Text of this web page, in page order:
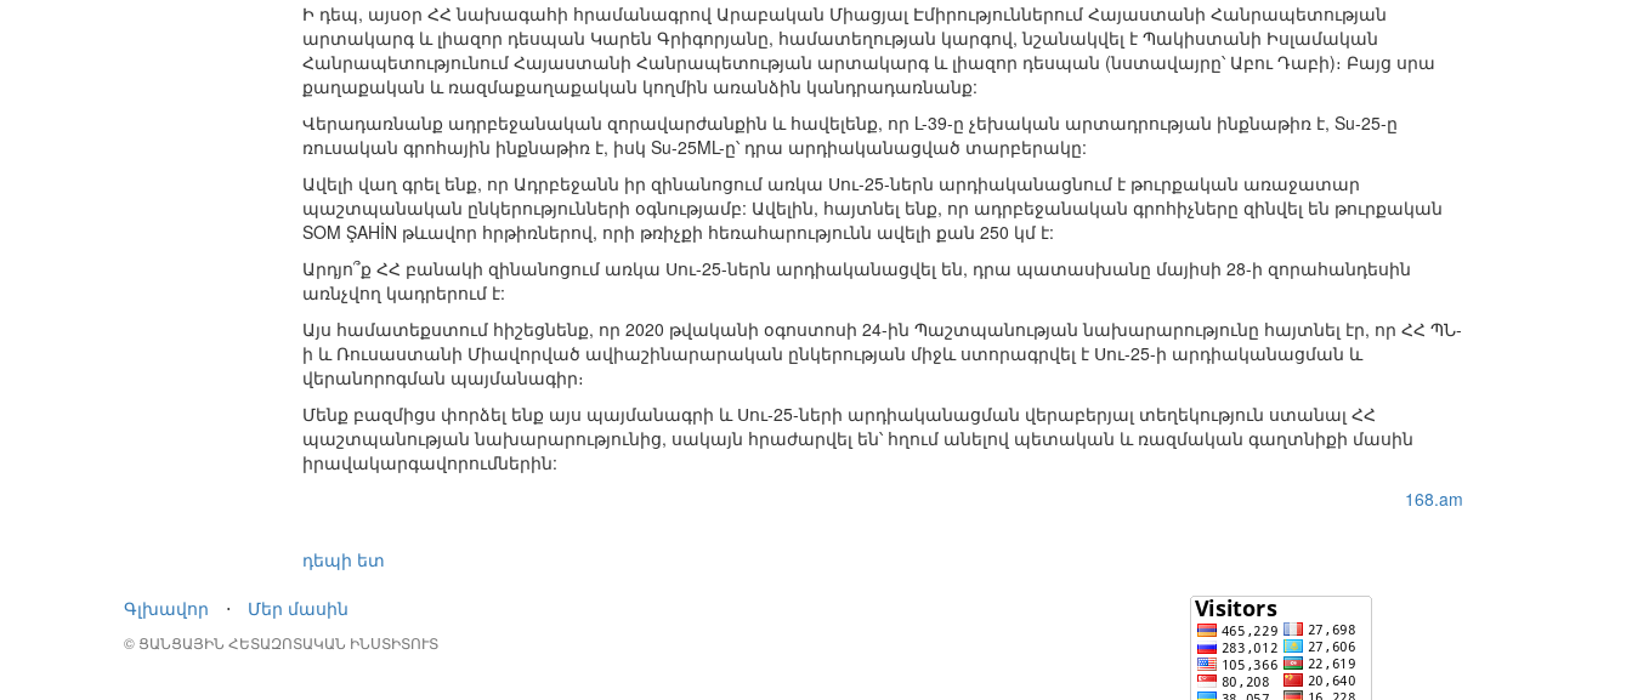
Ի դեպ, այսօր ՀՀ նախագահի հրամանագրով Արաբական Միացյալ Էմիրություններում Հայաստանի Հանրապետության
արտակարգ և լիազոր դեսպան Կարեն Գրիգորյանը, համատեղության կարգով, նշանակվել է Պակիստանի Իսլամական
Հանրապետությունում Հայաստանի Հանրապետության արտակարգ և լիազոր դեսպան (նստավայրը՝ Աբու Դաբի)։ Բայց սրա
քաղաքական և ռազմաքաղաքական կողմին առանձին կանդրադառնանք:
Վերադառնանք ադրբեջանական զորավարժանքին և հավելենք, որ L-39-ը չեխական արտադրության ինքնաթիռ է, Su-25-ը
ռուսական գրոհային ինքնաթիռ է, իսկ Su-25ML-ը՝ դրա արդիականացված տարբերակը:
Ավելի վաղ գրել ենք, որ Ադրբեջանն իր զինանոցում առկա Սու-25-ներն արդիականացնում է թուրքական առաջատար
պաշտպանական ընկերությունների օգնությամբ: Ավելին, հայտնել ենք, որ ադրբեջանական գրոհիչները զինվել են թուրքական
SOM ŞAHİN թևավոր հրթիռներով, որի թռիչքի հեռահարությունն ավելի քան 250 կմ է:
Արդյո՞ք ՀՀ բանակի զինանոցում առկա Սու-25-ներն արդիականացվել են, դրա պատասխանը մայիսի 28-ի զորահանդեսին
առնչվող կադրերում է:
Այս համատեքստում հիշեցնենք, որ 2020 թվականի օգոստոսի 24-ին Պաշտպանության նախարարությունը հայտնել էր, որ ՀՀ ՊՆ-
ի և Ռուսաստանի Միավորված ավիաշինարարական ընկերության միջև ստորագրվել է Սու-25-ի արդիականացման և
վերանորոգման պայմանագիր։
Մենք բազմիցս փորձել ենք այս պայմանագրի և Սու-25-ների արդիականացման վերաբերյալ տեղեկություն ստանալ ՀՀ
պաշտպանության նախարարությունից, սակայն հրաժարվել են՝ հղում անելով պետական և ռազմական գաղտնիքի մասին
իրավակարգավորումներին:
168.am
դեպի ետ
Գլխավոր
⋅ Մեր մասին
© ՑԱՆՑԱՅԻՆ ՀԵՏԱԶՈՏԱԿԱՆ ԻՆՍՏԻՏՈՒՏ